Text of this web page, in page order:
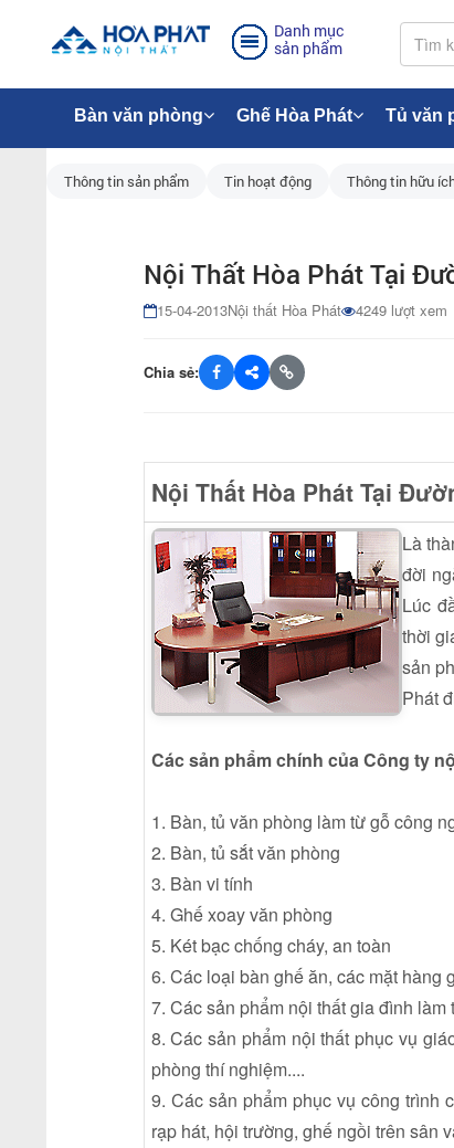
Danh mục
sản phẩm
Bàn văn phòng Ghế Hòa Phát Tủ văn
Thông tin sản phẩm Tin hoạt động Thông tin hữu
Nội Thất Hòa Phát Tại
15-04-2013Nội thất Hòa Phát 4249 lượt xem
Chia sẻ:
Nội Thất Hòa Phát Tại
Là
đời
Lúc
thời
sản
Phát
Các sản phẩm chính của Công ty
1. Bàn, tủ văn phòng làm từ gỗ công
2. Bàn, tủ sắt văn phòng
3. Bàn vi tính
4. Ghế xoay văn phòng
5. Két bạc chống cháy, an toàn
6. Các loại bàn ghế ăn, các mặt hàng
7. Các sản phẩm nội thất gia đình làm
8. Các sản phẩm nội thất phục vụ
phòng thí nghiệm....
9. Các sản phẩm phục vụ công trình
rạp hát, hội trường, ghế ngồi trên sân